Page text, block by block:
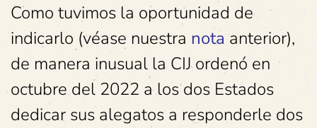
Como tuvimos la oportunidad de
indicarlo (véase nuestra nota anterior),
de manera inusual la CIJ ordenó en
octubre del 2022 a los dos Estados
dedicar sus alegatos a responderle dos